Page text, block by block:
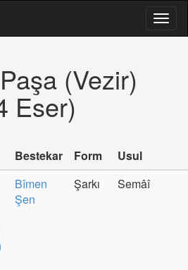
(Vezir)
Eser)
Bestekar Form
Usul
Bîmen
Şen
Şarkı Semâî